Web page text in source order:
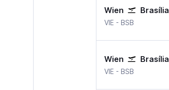
Wien Brasília
VIE Wien-Schwechat
- BSB
Wien Brasília
VIE Wien-Schwechat
- BSB